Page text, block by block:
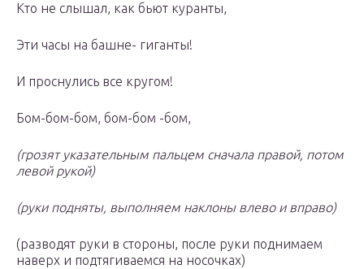
Кто не слышал, как бьют куранты,
Эти часы на башне- гиганты!
И проснулись все кругом!
Бом-бом-бом, бом-бом -бом,
(грозят указательным пальцем сначала правой, потом
левой рукой)
(руки подняты, выполняем наклоны влево и вправо)
(разводят руки в стороны, после руки поднимаем
наверх и подтягиваемся на носочках)